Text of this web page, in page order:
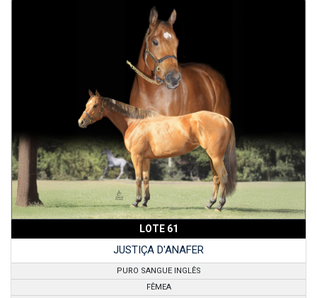
LOTE 61
JUSTIÇA D'ANAFER
PURO SANGUE INGLÊS
FÊMEA